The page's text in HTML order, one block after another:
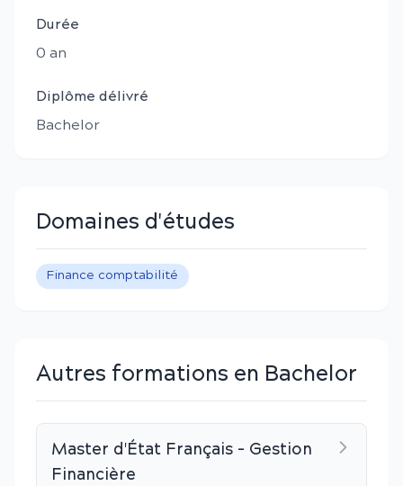
Durée
0 an
Diplôme délivré
Bachelor
Domaines d'études
Finance comptabilité
Autres formations en Bachelor
Master d'État Français - Gestion
Financière